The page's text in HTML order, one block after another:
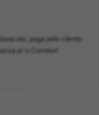
paga pelo cliente
p/ o Corretor!